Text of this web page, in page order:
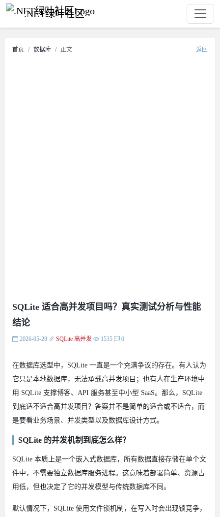
.NET绿叶社区
首页 数据库 正文 返回
SQLite 适合高并发项目吗？真实测试分析与性能
结论
2026-05-28 SQLite 高并发 1535 0
在数据库选型中，SQLite 一直是一个充满争议的存在。有人认为
它只是本地数据库，无法承载高并发项目；也有人在生产环境中
用 SQLite 支撑博客、API 服务甚至中小型 SaaS。那么，SQLite
到底适不适合高并发项目？答案并不是简单的适合或不适合，而
是要看业务场景、并发类型以及数据库设计方式。
SQLite 的并发机制到底怎么样？
SQLite 本质上是一个嵌入式数据库，所有数据直接存储在单个文
件中，不需要独立数据库服务进程。这意味着部署简单、资源占
用低，但也决定了它的并发模型与传统数据库不同。
默认情况下，SQLite 使用文件锁机制，在写入时会出现锁竞争，